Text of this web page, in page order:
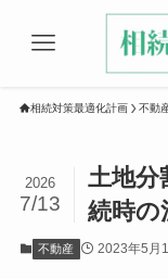
相続対策最適化計画 不動
土地分
続時の
2026
7/13
不動産 2023年5月